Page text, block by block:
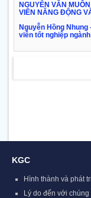
NGUYỄN VĂN
VIÊN NĂNG ĐỘNG
Nguyễn Hồng
viên tốt nghiệp
KGC
Hình thành và phát
Lý do đến với chúng